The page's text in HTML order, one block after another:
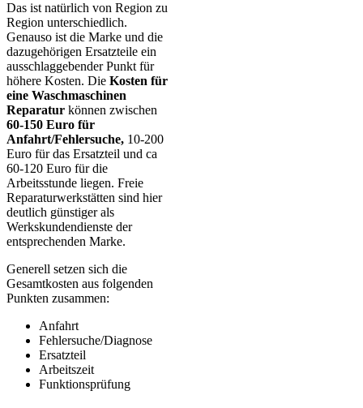
Das ist natürlich von Region zu
Region unterschiedlich.
Genauso ist die Marke und die
dazugehörigen Ersatzteile ein
ausschlaggebender Punkt für
höhere Kosten. Die Kosten für
eine Waschmaschinen
Reparatur können zwischen
60-150 Euro für
Anfahrt/Fehlersuche, 10-200
Euro für das Ersatzteil und ca
60-120 Euro für die
Arbeitsstunde liegen. Freie
Reparaturwerkstätten sind hier
deutlich günstiger als
Werkskundendienste der
entsprechenden Marke.
Generell setzen sich die
Gesamtkosten aus folgenden
Punkten zusammen:
Anfahrt
Fehlersuche/Diagnose
Ersatzteil
Arbeitszeit
Funktionsprüfung